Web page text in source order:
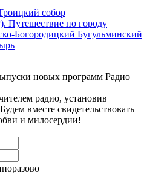
собор
Путешествие по городу
Богородицкий Бугульминский
новых программ Радио
радио, установив
вместе свидетельствовать
и милосердии!